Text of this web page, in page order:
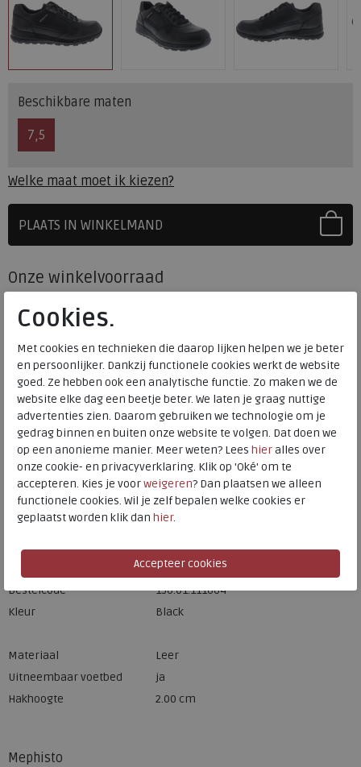
Mephisto
Beschikbare maten
7,5
Welke maat moet ik kiezen?
PLAATS IN WINKELMAND
Onze winkelvoorraad
Meijerink Heemskerk
Meijerink Hoorn
HOORN
Hulp nodig? bel:0229 760 760
Gratis verzending binnen Nederland*
Voor 14:00 uur besteld = dezelfde werkdag verzonden*
Altijd retourneren, binnen 1 werkdag terugbetaald
Merk
Mephisto
P5135025
Bestelcode
136.01.111664
Kleur
Black
Materiaal
Leer
Uitneembaar voetbed
ja
Hakhoogte
2.00 cm
Cookies.
Met cookies en technieken die daarop lijken helpen we je beter
en persoonlijker. Dankzij functionele cookies werkt de website
goed. Ze hebben ook een analytische functie. Zo maken we de
website elke dag een beetje beter. We laten je graag nuttige
advertenties zien. Daarom gebruiken we technologie om je
gedrag binnen en buiten onze website te volgen. Dat doen we
op een anonieme manier. Meer weten? Lees hieralles over
onze cookie- en privacyverklaring. Klik op 'Oké' om te
accepteren. Kies je voorweigeren? Dan plaatsen we alleen
functionele cookies. Wil je zelf bepalen welke cookies er
geplaatst worden klik dan hier.